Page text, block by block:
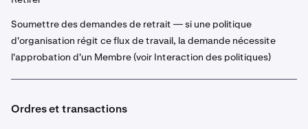
Soumettre des demandes de retrait — si une politique
d'organisation régit ce flux de travail, la demande nécessite
l'approbation d'un Membre (voir Interaction des politiques)
Ordres et transactions